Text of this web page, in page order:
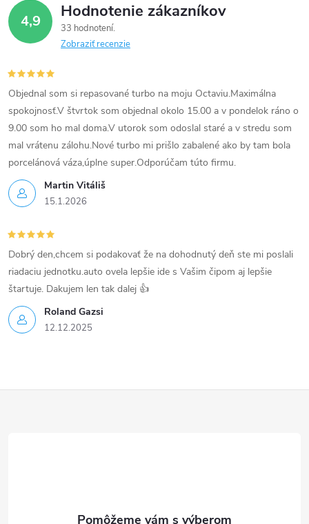
d
a
c
i
e
p
r
v
k
y
v
ý
4,9 Hodnotenie zákazníkov
33 hodnotení
Zobraziť recenzie
Martin Vitáliš
15.1.2026
Objednal som si repasované turbo na moju Octaviu.Maximálna
spokojnosť.V štvrtok som objednal okolo 15.00 a v pondelok ráno o
9.00 som ho mal doma.V utorok som odoslal staré a v stredu som
mal vrátenu zálohu.Nové turbo mi prišlo zabalené ako by tam bola
porcelánová váza,úplne super.Odporúčam túto firmu.
Roland Gazsi
12.12.2025
Dobrý den,chcem si podakovať že na dohodnutý deň ste mi poslali
riadaciu jednotku.auto ovela lepšie ide s Vašim čipom aj lepšie
štartuje. Dakujem len tak dalej 👍